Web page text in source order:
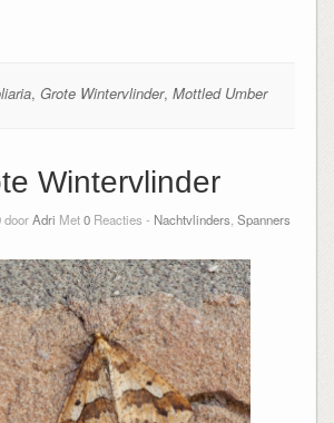
, Grote Wintervlinder, Mottled Umber
Wintervlinder
doorAdri Met0 Reacties - Nachtvlinders Spanners